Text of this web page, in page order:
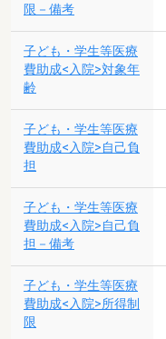
限－備考
子ども・学生等医療
費助成<入院>対象年
齢
子ども・学生等医療
費助成<入院>自己負
担
子ども・学生等医療
費助成<入院>自己負
担－備考
子ども・学生等医療
費助成<入院>所得制
限